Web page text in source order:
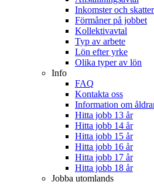
Inkomster och skatter
Förmåner på jobbet
Kollektivavtal
Typ av arbete
Lön efter yrke
Olika typer av lön
Info
FAQ
Kontakta oss
Information om
Hitta jobb 13 år
Hitta jobb 14 år
Hitta jobb 15 år
Hitta jobb 16 år
Hitta jobb 17 år
Hitta jobb 18 år
Jobba utomlands